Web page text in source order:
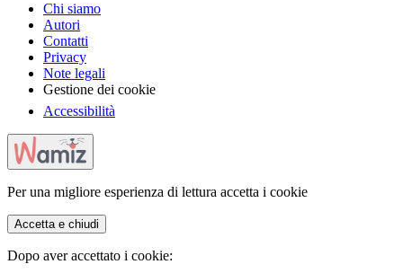
Chi siamo
Autori
Contatti
Privacy
Note legali
Gestione dei cookie
Accessibilità
Per una migliore esperienza di lettura accetta i cookie
Accetta e chiudi
Dopo aver accettato i cookie: